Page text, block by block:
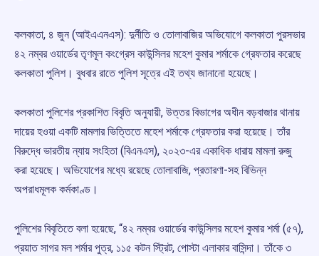
কলকাতা, ৪ জুন (আইএএনএস): দুর্নীতি ও তোলাবাজির অভিযোগে কলকাতা পুরসভার
৪২ নম্বর ওয়ার্ডের তৃণমূল কংগ্রেস কাউন্সিলর মহেশ কুমার শর্মাকে গ্রেফতার করেছে
কলকাতা পুলিশ। বুধবার রাতে পুলিশ সূত্রে এই তথ্য জানানো হয়েছে।
কলকাতা পুলিশের প্রকাশিত বিবৃতি অনুযায়ী, উত্তর বিভাগের অধীন বড়বাজার থানায়
দায়ের হওয়া একটি মামলার ভিত্তিতে মহেশ শর্মাকে গ্রেফতার করা হয়েছে। তাঁর
বিরুদ্ধে ভারতীয় ন্যায় সংহিতা (বিএনএস), ২০২৩-এর একাধিক ধারায় মামলা রুজু
করা হয়েছে। অভিযোগের মধ্যে রয়েছে তোলাবাজি, প্রতারণা-সহ বিভিন্ন
অপরাধমূলক কর্মকাণ্ড।
পুলিশের বিবৃতিতে বলা হয়েছে, “৪২ নম্বর ওয়ার্ডের কাউন্সিলর মহেশ কুমার শর্মা (৫৭),
প্রয়াত সাগর মল শর্মার পুত্র, ১১৫ কটন স্ট্রিট, পোস্টা এলাকার বাসিন্দা। তাঁকে ৩